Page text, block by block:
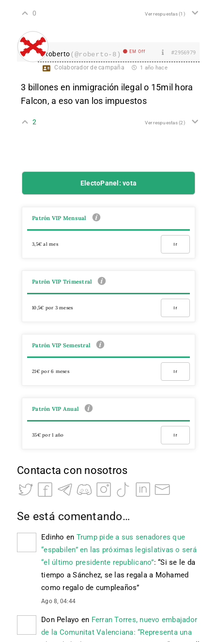
0 Ver respuestas(1)
Roberto(@roberto-8) EM Off #2956979
Colaborador de campaña 1 año hace
3 billones en inmigración ilegal o 15mil hora
Falcon, a eso van los impuestos
2 Ver respuestas(2)
ElectoPanel: vota
Patrón VIP Mensual
3,5€ al mes Ir
Patrón VIP Trimestral
10,5€ por 3 meses Ir
Patrón VIP Semestral
21€ por 6 meses Ir
Patrón VIP Anual
35€ por 1 año Ir
Contacta con nosotros
Se está comentando…
Edinho en Trump pide a sus senadores que
“espabilen” en las próximas legislativas o será
“el último presidente republicano”: “Si se le da
tiempo a Sánchez, se las regala a Mohamed
como regalo de cumpleaños”
Ago 8, 04:44
Don Pelayo en Ferran Torres, nuevo embajador
de la Comunitat Valenciana: “Representa una